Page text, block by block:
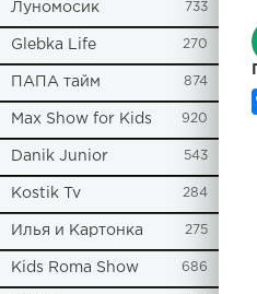
Луномосик 733
Glebka Life 270
ПАПА тайм 874
Max Show for Kids 920
Danik Junior 543
Kostik Tv 284
Илья и Картонка 275
Kids Roma Show 686